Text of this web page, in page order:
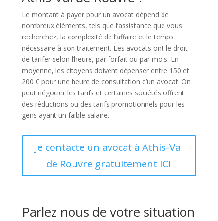
Le montant à payer pour un avocat dépend de
nombreux éléments, tels que l’assistance que vous
recherchez, la complexité de l’affaire et le temps
nécessaire à son traitement. Les avocats ont le droit
de tarifer selon l’heure, par forfait ou par mois. En
moyenne, les citoyens doivent dépenser entre 150 et
200 € pour une heure de consultation d’un avocat. On
peut négocier les tarifs et certaines sociétés offrent
des réductions ou des tarifs promotionnels pour les
gens ayant un faible salaire.
Je contacte un avocat à Athis-Val
de Rouvre gratuitement ICI
Parlez nous de votre situation